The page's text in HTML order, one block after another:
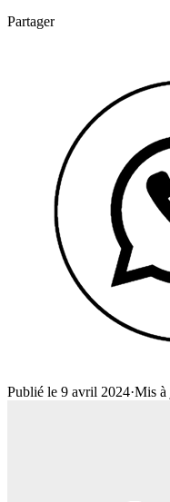
Partager
Publié le 9 avril 2024·Mis à